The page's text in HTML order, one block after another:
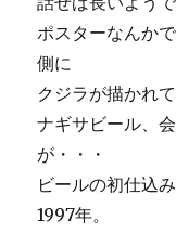
ポスターなんか
側に
クジラが描かれて
ナギサビール、
が・・・
ビールの初仕込
1997年。